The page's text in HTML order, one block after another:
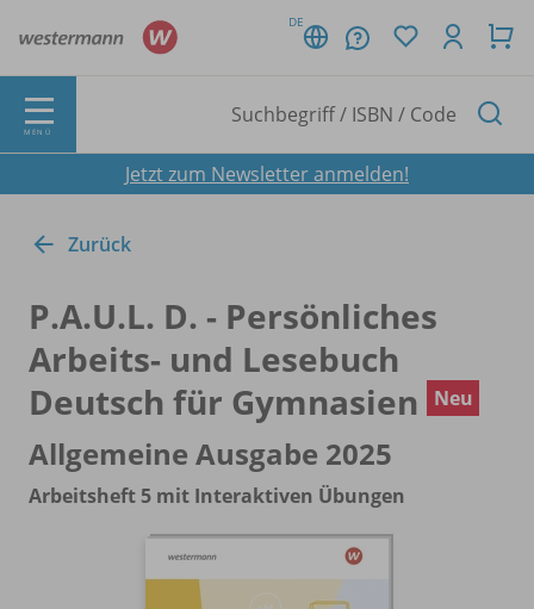
DE
MENÜ
Jetzt zum Newsletter anmelden!
Zurück
P.A.U.L. D. - Persönliches
Arbeits- und Lesebuch
Deutsch für Gymnasien
Neu
Allgemeine Ausgabe 2025
Arbeitsheft 5 mit Interaktiven Übungen